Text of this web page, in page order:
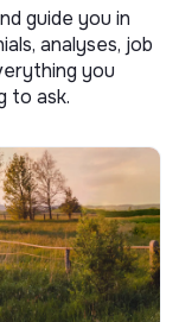
guide you in
analyses, job
you
to ask.